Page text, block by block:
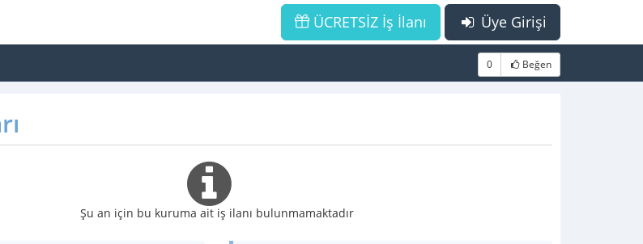
Üye Girişi
ÜCRETSİZ İş İlanı
0 Beğen
Şu an için bu kuruma ait iş ilanı bulunmamaktadır